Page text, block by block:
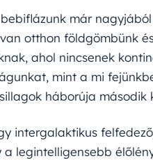
már
otthon földgömbünk
ahol nincsenek
mint a mi
háborúja második
intergalaktikus
legintelligensebb